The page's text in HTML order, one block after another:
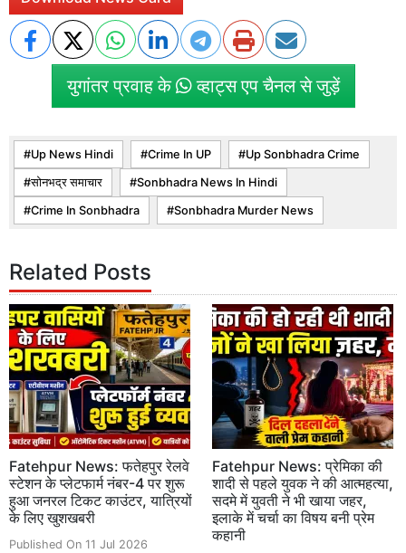
युगांतर प्रवाह के व्हाट्स एप चैनल से जुड़ें
Up News Hindi Crime In UP Up Sonbhadra Crime
सोनभद्र समाचार Sonbhadra News In Hindi
Crime In Sonbhadra Sonbhadra Murder News
Related Posts
Fatehpur News: फतेहपुर रेलवे
स्टेशन के प्लेटफार्म नंबर-4 पर शुरू
हुआ जनरल टिकट काउंटर, यात्रियों
के लिए खुशखबरी
Published On 11 Jul 2026
Fatehpur News: प्रेमिका की
शादी से पहले युवक ने की आत्महत्या,
सदमे में युवती ने भी खाया जहर,
इलाके में चर्चा का विषय बनी प्रेम
कहानी